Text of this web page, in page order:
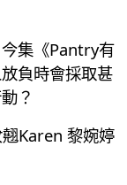
集《Pantry有
負時會採取甚
？
Karen 黎婉婷